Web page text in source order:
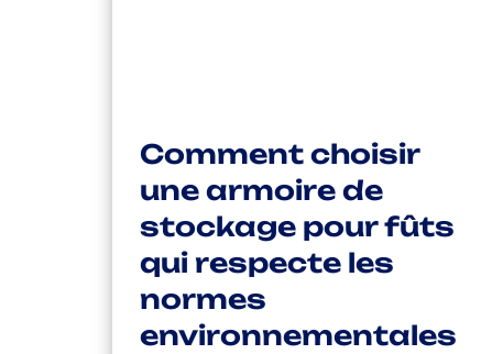
Comment choisir
une armoire de
stockage pour fûts
qui respecte les
normes
environnementales